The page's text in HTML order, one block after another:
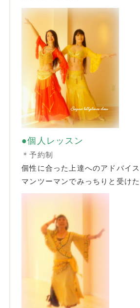
●個人レッスン
＊予約制
個性に合った上達へのアドバイ
マンツーマンでみっちりと受け